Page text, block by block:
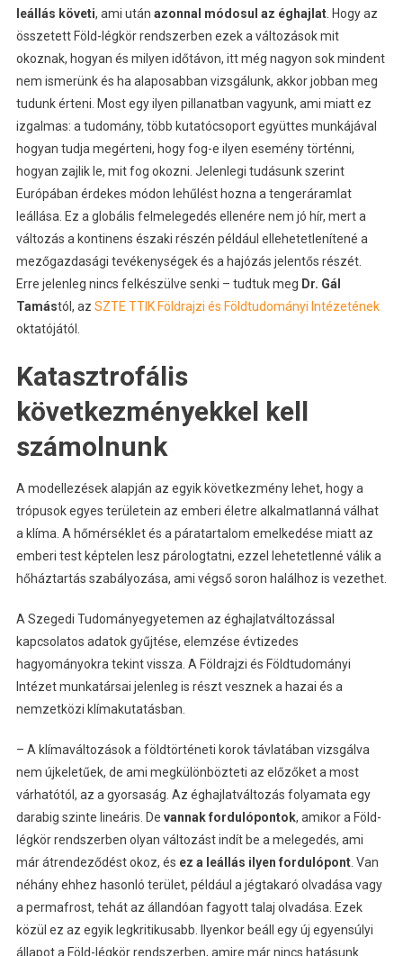
leállás követi, ami után azonnal módosul az éghajlat. Hogy az
összetett Föld-légkör rendszerben ezek a változások mit
okoznak, hogyan és milyen időtávon, itt még nagyon sok mindent
nem ismerünk és ha alaposabban vizsgálunk, akkor jobban meg
tudunk érteni. Most egy ilyen pillanatban vagyunk, ami miatt ez
izgalmas: a tudomány, több kutatócsoport együttes munkájával
hogyan tudja megérteni, hogy fog-e ilyen esemény történni,
hogyan zajlik le, mit fog okozni. Jelenlegi tudásunk szerint
Európában érdekes módon lehűlést hozna a tengeráramlat
leállása. Ez a globális felmelegedés ellenére nem jó hír, mert a
változás a kontinens északi részén például ellehetetlenítené a
mezőgazdasági tevékenységek és a hajózás jelentős részét.
Erre jelenleg nincs felkészülve senki – tudtuk meg Dr. Gál
Tamástól, az SZTE TTIK Földrajzi és Földtudományi Intézetének
oktatójától.
Katasztrofális
következményekkel kell
számolnunk
A modellezések alapján az egyik következmény lehet, hogy a
trópusok egyes területein az emberi életre alkalmatlanná válhat
a klíma. A hőmérséklet és a páratartalom emelkedése miatt az
emberi test képtelen lesz párologtatni, ezzel lehetetlenné válik a
hőháztartás szabályozása, ami végső soron halálhoz is vezethet.
A Szegedi Tudományegyetemen az éghajlatváltozással
kapcsolatos adatok gyűjtése, elemzése évtizedes
hagyományokra tekint vissza. A Földrajzi és Földtudományi
Intézet munkatársai jelenleg is részt vesznek a hazai és a
nemzetközi klímakutatásban.
– A klímaváltozások a földtörténeti korok távlatában vizsgálva
nem újkeletűek, de ami megkülönbözteti az előzőket a most
várhatótól, az a gyorsaság. Az éghajlatváltozás folyamata egy
darabig szinte lineáris. De vannak fordulópontok, amikor a Föld-
légkör rendszerben olyan változást indít be a melegedés, ami
már átrendeződést okoz, és ez a leállás ilyen fordulópont. Van
néhány ehhez hasonló terület, például a jégtakaró olvadása vagy
a permafrost, tehát az állandóan fagyott talaj olvadása. Ezek
közül ez az egyik legkritikusabb. Ilyenkor beáll egy új egyensúlyi
állapot a Föld-légkör rendszerben, amire már nincs hatásunk.